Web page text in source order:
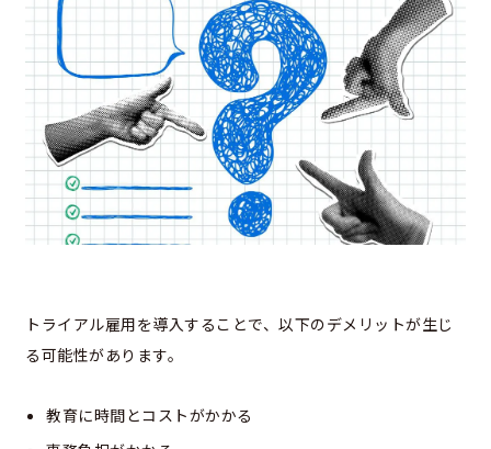
トライアル雇用を導入することで、以下のデメリットが生じ
る可能性があります。
教育に時間とコストがかかる